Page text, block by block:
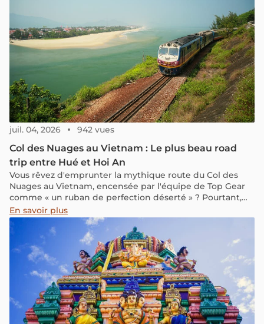
symbole actuel : l’époque coloniale, la guerre du Vietnam
et le développement économique d’après-guerre du
pays
juil. 04, 2026 942 vues
Col des Nuages au Vietnam : Le plus beau road
trip entre Hué et Hoi An
Vous rêvez d'emprunter la mythique route du Col des
Nuages au Vietnam, encensée par l'équipe de Top Gear
comme « un ruban de perfection déserté » ? Pourtant,
entre la gestion de vos bagages, le choix du transport et
les pièges à éviter, relier Hué à Hoi An par ce col peut vite
devenir un casse-tête.
En savoir plus